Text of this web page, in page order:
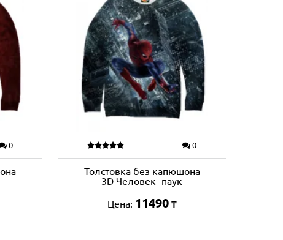
0 0
Толстовка без капюшона
3D Человек- паук
Цена: 11490 ₸